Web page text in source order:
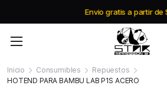
Envio gratis a partir de
Inicio Consumibles
Repuestos
HOTEND PARA BAMBU LAB P1S ACERO